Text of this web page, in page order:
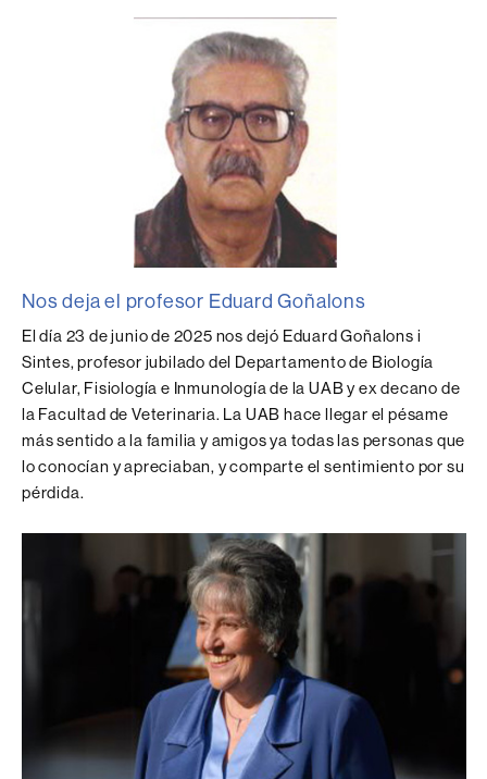
Nos deja el profesor Eduard Goñalons
El día 23 de junio de 2025 nos dejó Eduard Goñalons i
Sintes, profesor jubilado del Departamento de Biología
Celular, Fisiología e Inmunología de la UAB y ex decano de
la Facultad de Veterinaria. La UAB hace llegar el pésame
más sentido a la familia y amigos ya todas las personas que
lo conocían y apreciaban, y comparte el sentimiento por su
pérdida.